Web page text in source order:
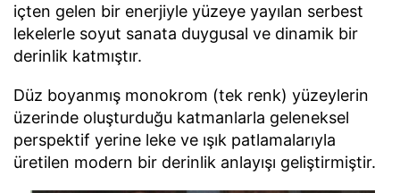
içten gelen bir enerjiyle yüzeye yayılan serbest
lekelerle soyut sanata duygusal ve dinamik bir
derinlik katmıştır.
Düz boyanmış monokrom (tek renk) yüzeylerin
üzerinde oluşturduğu katmanlarla geleneksel
perspektif yerine leke ve ışık patlamalarıyla
üretilen modern bir derinlik anlayışı geliştirmiştir.